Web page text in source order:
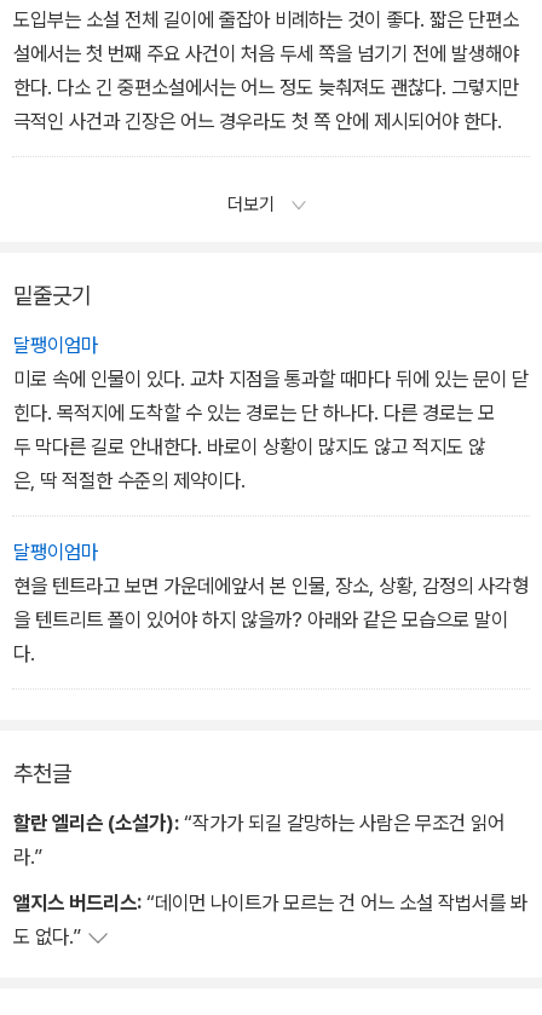
도입부는 소설 전체 길이에 줄잡아 비례하는 것이 좋다. 짧은 단편소
설에서는 첫 번째 주요 사건이 처음 두세 쪽을 넘기기 전에 발생해야
한다. 다소 긴 중편소설에서는 어느 정도 늦춰져도 괜찮다. 그렇지만
극적인 사건과 긴장은 어느 경우라도 첫 쪽 안에 제시되어야 한다.
더보기
밑줄긋기
달팽이엄마
미로 속에 인물이 있다. 교차 지점을 통과할 때마다 뒤에 있는 문이 닫
힌다. 목적지에 도착할 수 있는 경로는 단 하나다. 다른 경로는 모
두 막다른 길로 안내한다. 바로이 상황이 많지도 않고 적지도 않
은, 딱 적절한 수준의 제약이다.
달팽이엄마
현을 텐트라고 보면 가운데에앞서 본 인물, 장소, 상황, 감정의 사각형
을 텐트리트 폴이 있어야 하지 않을까? 아래와 같은 모습으로 말이
다.
추천글
할란 엘리슨 (소설가): “작가가 되길 갈망하는 사람은 무조건 읽어
라.”
앨지스 버드리스: “데이먼 나이트가 모르는 건 어느 소설 작법서를 봐
도 없다.”